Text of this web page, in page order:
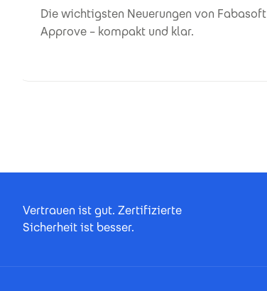
Die wichtigsten Neuerungen von Fabasoft
Approve – kompakt und klar.
Vertrauen ist gut. Zertifizierte
Sicherheit ist besser.